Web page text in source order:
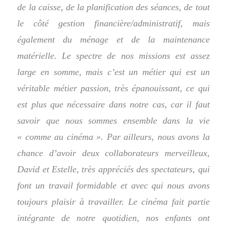
de la caisse, de la planification des séances, de tout
le côté gestion financière/administratif, mais
également du ménage et de la maintenance
matérielle. Le spectre de nos missions est assez
large en somme, mais c’est un métier qui est un
véritable métier passion, très épanouissant, ce qui
est plus que nécessaire dans notre cas, car il faut
savoir que nous sommes ensemble dans la vie
« comme au cinéma ». Par ailleurs, nous avons la
chance d’avoir deux collaborateurs merveilleux,
David et Estelle, très appréciés des spectateurs, qui
font un travail formidable et avec qui nous avons
toujours plaisir à travailler. Le cinéma fait partie
intégrante de notre quotidien, nos enfants ont